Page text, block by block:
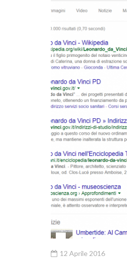
12 Aprile 2016